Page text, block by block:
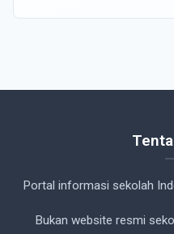
Portal informasi sekolah
Bukan website resmi